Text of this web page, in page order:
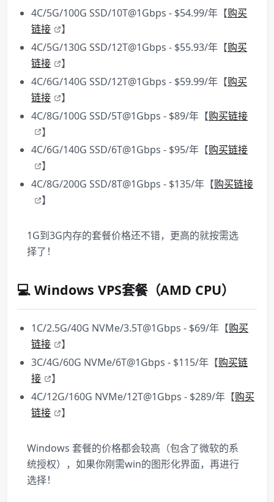
4C/5G/100G SSD/10T@1Gbps - $54.99/年【购买
链接
】
4C/5G/130G SSD/12T@1Gbps - $55.93/年【购买
链接
】
4C/6G/140G SSD/12T@1Gbps - $59.99/年【购买
链接
】
4C/8G/100G SSD/5T@1Gbps - $89/年【购买链接
】
4C/6G/140G SSD/6T@1Gbps - $95/年【购买链接
】
4C/8G/200G SSD/8T@1Gbps - $135/年【购买链接
】
1G到3G内存的套餐价格还不错，更高的就按需选
择了！
💻 Windows VPS套餐（AMD CPU）
1C/2.5G/40G NVMe/3.5T@1Gbps - $69/年【购买
链接
】
3C/4G/60G NVMe/6T@1Gbps - $115/年【购买链
接
】
4C/12G/160G NVMe/12T@1Gbps - $289/年【购买
链接
】
Windows 套餐的价格都会较高（包含了微软的系
统授权），如果你刚需win的图形化界面，再进行
选择！